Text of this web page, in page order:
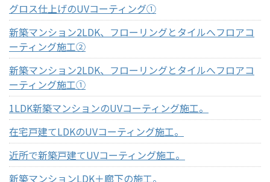
グロス仕上げのUVコーティング①
新築マンション2LDK、フローリングとタイルへフロアコ
ーティング施工②
新築マンション2LDK、フローリングとタイルへフロアコ
ーティング施工①
1LDK新築マンションのUVコーティング施工。
在宅戸建てLDKのUVコーティング施工。
近所で新築戸建てUVコーティング施工。
新築マンションLDK＋廊下の施工。